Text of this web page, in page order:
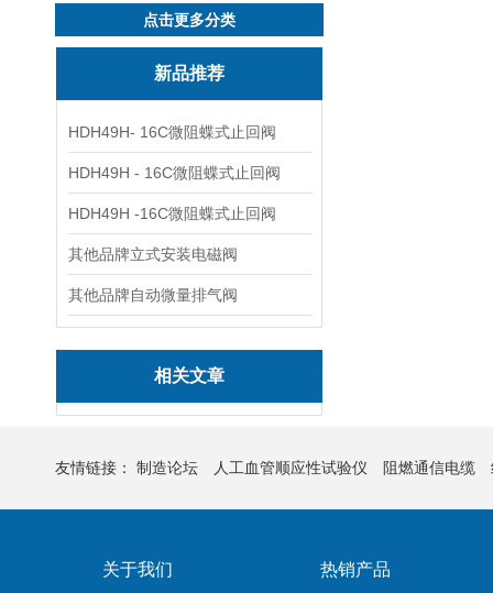
点击更多分类
新品推荐
HDH49H- 16C微阻蝶式止回阀
HDH49H - 16C微阻蝶式止回阀
HDH49H -16C微阻蝶式止回阀
其他品牌立式安装电磁阀
其他品牌自动微量排气阀
相关文章
友情链接： 制造论坛 人工血管顺应性试验仪 阻燃通信电缆
关于我们 热销产品